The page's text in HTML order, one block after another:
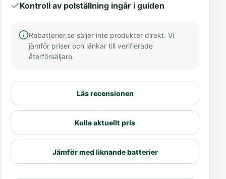
Kontroll av polställning ingår i guiden
Rabatterier.se säljer inte produkter direkt. Vi
jämför priser och länkar till verifierade
återförsäljare.
Läs recensionen
Kolla aktuellt pris
Jämför med liknande batterier